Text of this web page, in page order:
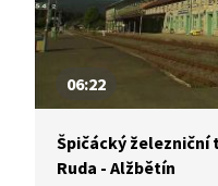
06:22
Špičácký železniční
Ruda - Alžbětín